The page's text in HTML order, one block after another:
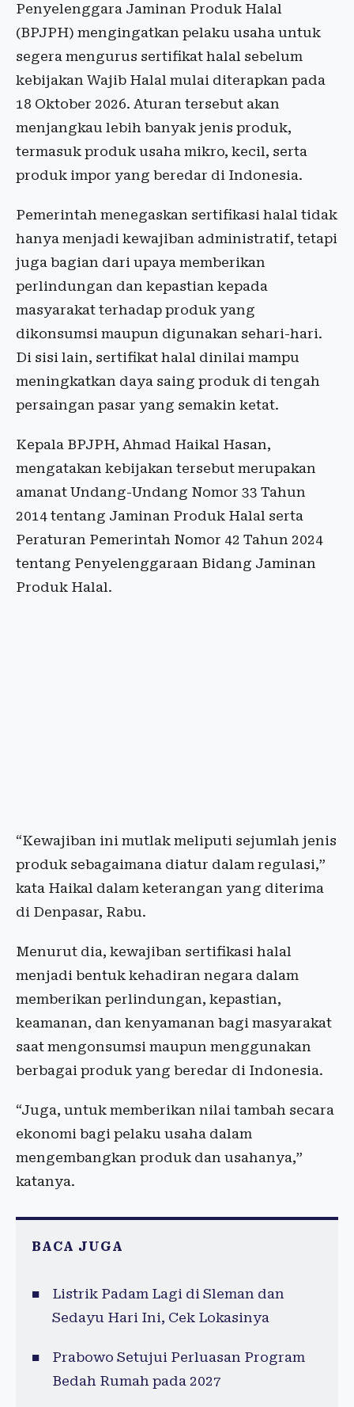
Penyelenggara Jaminan Produk Halal
(BPJPH) mengingatkan pelaku usaha untuk
segera mengurus sertifikat halal sebelum
kebijakan Wajib Halal mulai diterapkan pada
18 Oktober 2026. Aturan tersebut akan
menjangkau lebih banyak jenis produk,
termasuk produk usaha mikro, kecil, serta
produk impor yang beredar di Indonesia.
Pemerintah menegaskan sertifikasi halal tidak
hanya menjadi kewajiban administratif, tetapi
juga bagian dari upaya memberikan
perlindungan dan kepastian kepada
masyarakat terhadap produk yang
dikonsumsi maupun digunakan sehari-hari.
Di sisi lain, sertifikat halal dinilai mampu
meningkatkan daya saing produk di tengah
persaingan pasar yang semakin ketat.
Kepala BPJPH, Ahmad Haikal Hasan,
mengatakan kebijakan tersebut merupakan
amanat Undang-Undang Nomor 33 Tahun
2014 tentang Jaminan Produk Halal serta
Peraturan Pemerintah Nomor 42 Tahun 2024
tentang Penyelenggaraan Bidang Jaminan
Produk Halal.
“Kewajiban ini mutlak meliputi sejumlah jenis
produk sebagaimana diatur dalam regulasi,”
kata Haikal dalam keterangan yang diterima
di Denpasar, Rabu.
Menurut dia, kewajiban sertifikasi halal
menjadi bentuk kehadiran negara dalam
memberikan perlindungan, kepastian,
keamanan, dan kenyamanan bagi masyarakat
saat mengonsumsi maupun menggunakan
berbagai produk yang beredar di Indonesia.
“Juga, untuk memberikan nilai tambah secara
ekonomi bagi pelaku usaha dalam
mengembangkan produk dan usahanya,”
katanya.
BACA JUGA
Listrik Padam Lagi di Sleman dan
Sedayu Hari Ini, Cek Lokasinya
Prabowo Setujui Perluasan Program
Bedah Rumah pada 2027